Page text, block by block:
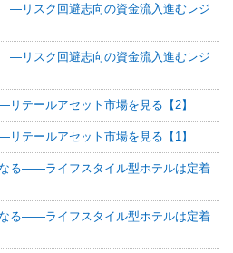
―リスク回避志向の資金流入進むレジ
―リスク回避志向の資金流入進むレジ
テールアセット市場を見る【2】
テールアセット市場を見る【1】
る――ライフスタイル型ホテルは定着
る――ライフスタイル型ホテルは定着